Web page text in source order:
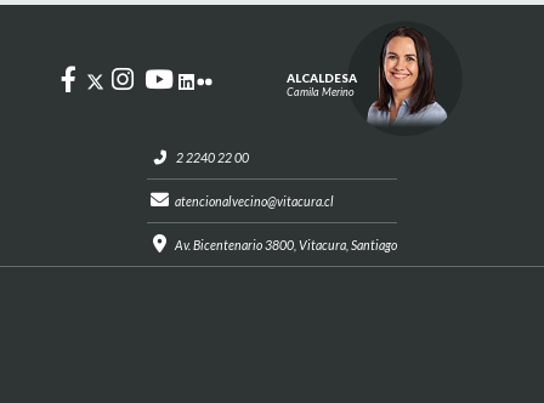
2 2240 22 00
atencionalvecino@vitacura.cl
Av. Bicentenario 3800, Vitacura, Santiago
ALCALDESA
Camila Merino